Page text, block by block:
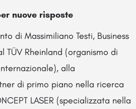
nuove risposte
di Massimiliano Testi, Business
TÜV Rheinland (organismo di
alla
di primo piano nella ricerca
LASER (specializzata nella